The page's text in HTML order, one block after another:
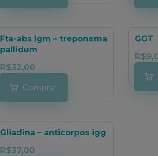
Fta-abs igm – treponema
pallidum
R$32,00
Comprar
GGT
R$
Gliadina – anticorpos igg
R$37,00